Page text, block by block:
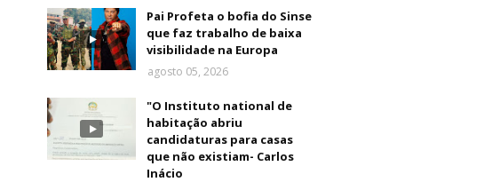
Pai Profeta o bofia do Sinse
que faz trabalho de baixa
visibilidade na Europa
agosto 05, 2026
"O Instituto national de
habitação abriu
candidaturas para casas
que não existiam- Carlos
Inácio